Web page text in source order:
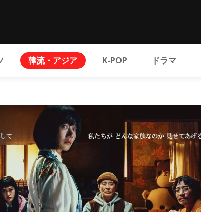
韓流・アジア K-POP ドラマ